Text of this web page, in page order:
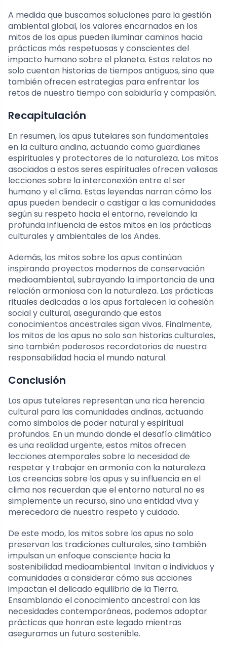
A medida que buscamos soluciones para la gestión
ambiental global, los valores encarnados en los
mitos de los apus pueden iluminar caminos hacia
prácticas más respetuosas y conscientes del
impacto humano sobre el planeta. Estos relatos no
solo cuentan historias de tiempos antiguos, sino que
también ofrecen estrategias para enfrentar los
retos de nuestro tiempo con sabiduría y compasión.
Recapitulación
En resumen, los apus tutelares son fundamentales
en la cultura andina, actuando como guardianes
espirituales y protectores de la naturaleza. Los mitos
asociados a estos seres espirituales ofrecen valiosas
lecciones sobre la interconexión entre el ser
humano y el clima. Estas leyendas narran cómo los
apus pueden bendecir o castigar a las comunidades
según su respeto hacia el entorno, revelando la
profunda influencia de estos mitos en las prácticas
culturales y ambientales de los Andes.
Además, los mitos sobre los apus continúan
inspirando proyectos modernos de conservación
medioambiental, subrayando la importancia de una
relación armoniosa con la naturaleza. Las prácticas
rituales dedicadas a los apus fortalecen la cohesión
social y cultural, asegurando que estos
conocimientos ancestrales sigan vivos. Finalmente,
los mitos de los apus no solo son historias culturales,
sino también poderosos recordatorios de nuestra
responsabilidad hacia el mundo natural.
Conclusión
Los apus tutelares representan una rica herencia
cultural para las comunidades andinas, actuando
como simbolos de poder natural y espiritual
profundos. En un mundo donde el desafío climático
es una realidad urgente, estos mitos ofrecen
lecciones atemporales sobre la necesidad de
respetar y trabajar en armonía con la naturaleza.
Las creencias sobre los apus y su influencia en el
clima nos recuerdan que el entorno natural no es
simplemente un recurso, sino una entidad viva y
merecedora de nuestro respeto y cuidado.
De este modo, los mitos sobre los apus no solo
preservan las tradiciones culturales, sino también
impulsan un enfoque consciente hacia la
sostenibilidad medioambiental. Invitan a individuos y
comunidades a considerar cómo sus acciones
impactan el delicado equilibrio de la Tierra.
Ensamblando el conocimiento ancestral con las
necesidades contemporáneas, podemos adoptar
prácticas que honran este legado mientras
aseguramos un futuro sostenible.